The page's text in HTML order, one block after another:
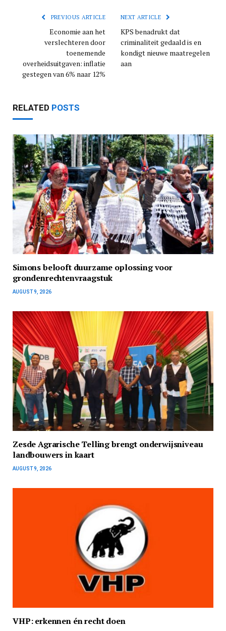
PREVIOUS ARTICLE
Economie aan het
verslechteren door
toenemende
overheidsuitgaven: inflatie
gestegen van 6% naar 12%
NEXT ARTICLE
KPS benadrukt dat
criminaliteit gedaald is en
kondigt nieuwe maatregelen
aan
RELATED POSTS
Simons belooft duurzame oplossing voor
grondenrechtenvraagstuk
AUGUST 9, 2026
Zesde Agrarische Telling brengt onderwijsniveau
landbouwers in kaart
AUGUST 9, 2026
VHP: erkennen én recht doen